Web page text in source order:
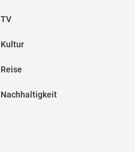
TV
Kultur
Reise
Nachhaltigkeit